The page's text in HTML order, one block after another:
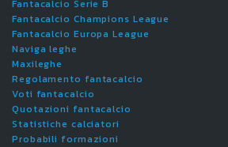
Fantacalcio Serie B
Fantacalcio Champions League
Fantacalcio Europa League
Naviga leghe
Maxileghe
Regolamento fantacalcio
Voti fantacalcio
Quotazioni fantacalcio
Statistiche calciatori
Probabili formazioni